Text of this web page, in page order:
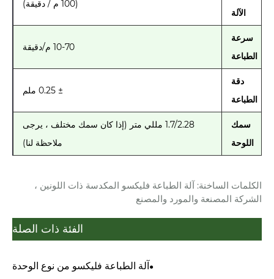
الآلة
(100 م / دقيقة)
سرعة
الطباعة
10-70 م/دقيقة
دقة
الطباعة
± 0.25 ملم
سمك
اللوحة
1.7/2.28 مللي متر (إذا كان سمك مختلف ، يرجى
ملاحظة لنا)
الكلمات الساخنة: آلة الطباعة فليكسو المكدسة ذات اللونين ،
الشركة المصنعة والمورد والمصنع
الفئة ذات الصلة
آلة الطباعة فليكسو من نوع الوحدة